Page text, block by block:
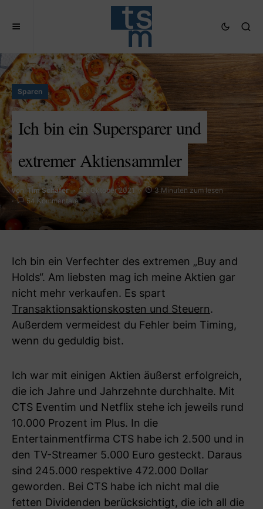
Sparen
Ich bin ein Supersparer und
extremer Aktiensammler
von Tim Schäfer 28. Oktober 2021
3 Minuten zum lesen
54 Kommentare
Ich bin ein Verfechter des extremen „Buy and
Holds“. Am liebsten mag ich meine Aktien gar
nicht mehr verkaufen. Es spart
Transaktionsaktionskosten und Steuern.
Außerdem vermeidest du Fehler beim Timing,
wenn du geduldig bist.
Ich war mit einigen Aktien äußerst erfolgreich,
die ich Jahre und Jahrzehnte durchhalte. Mit
CTS Eventim und Netflix stehe ich jeweils rund
10.000 Prozent im Plus. In die
Entertainmentfirma CTS habe ich 2.500 und in
den TV-Streamer 5.000 Euro gesteckt. Daraus
sind 245.000 respektive 472.000 Dollar
geworden. Bei CTS habe ich nicht mal die
fetten Dividenden berücksichtigt, die ich all die